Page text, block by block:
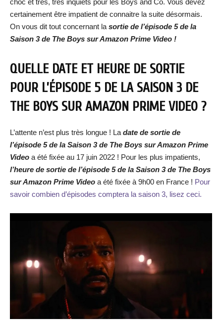
choc et très, très inquiets pour les Boys and Co. Vous devez
certainement être impatient de connaitre la suite désormais.
On vous dit tout concernant la sortie de l’épisode 5 de la
Saison 3 de The Boys sur Amazon Prime Video !
QUELLE DATE ET HEURE DE SORTIE
POUR L’ÉPISODE 5 DE LA SAISON 3 DE
THE BOYS SUR AMAZON PRIME VIDEO ?
L’attente n’est plus très longue ! La date de sortie de
l’épisode 5 de la Saison 3 de The Boys sur Amazon Prime
Video a été fixée au 17 juin 2022 ! Pour les plus impatients,
l’heure de sortie de l’épisode 5 de la Saison 3 de The Boys
sur Amazon Prime Video a été fixée à 9h00 en France ! Pour
savoir combien d’épisodes comptera la saison 3, lisez ceci.